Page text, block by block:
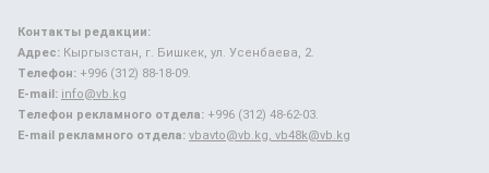
Контакты редакции:
Адрес: Кыргызстан, г. Бишкек, ул. Усенбаева, 2.
Телефон: +996 (312) 88-18-09.
E-mail: info@vb.kg
Телефон рекламного отдела: +996 (312) 48-62-03.
E-mail рекламного отдела: vbavto@vb.kg, vb48k@vb.kg